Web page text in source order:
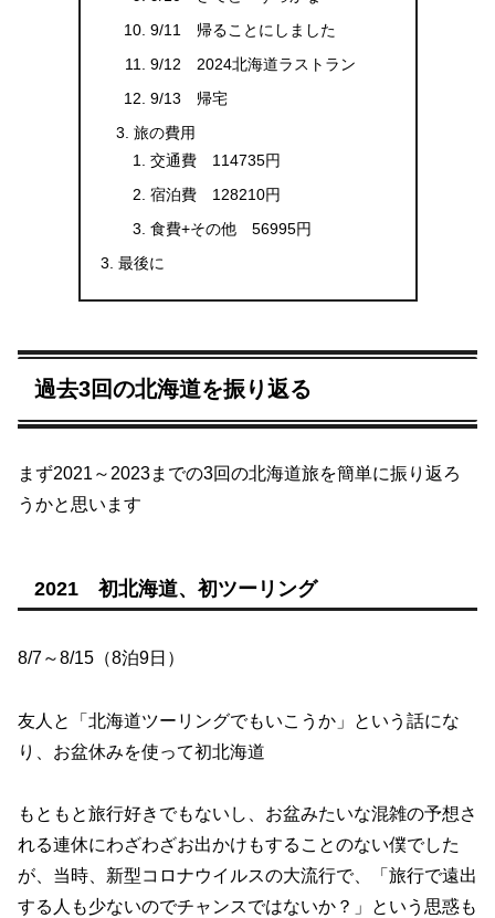
9/11 帰ることにしました
9/12 2024北海道ラストラン
9/13 帰宅
旅の費用
交通費 114735円
宿泊費 128210円
食費+その他 56995円
最後に
過去3回の北海道を振り返る
まず2021～2023までの3回の北海道旅を簡単に振り返ろ
うかと思います
2021 初北海道、初ツーリング
8/7～8/15（8泊9日）
友人と「北海道ツーリングでもいこうか」という話にな
り、お盆休みを使って初北海道
もともと旅行好きでもないし、お盆みたいな混雑の予想さ
れる連休にわざわざお出かけもすることのない僕でした
が、当時、新型コロナウイルスの大流行で、「旅行で遠出
する人も少ないのでチャンスではないか？」という思惑も